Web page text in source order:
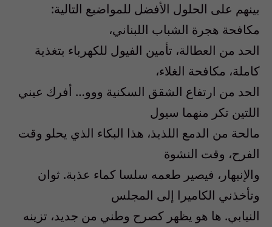
بينهم على الحلول الأفضل للمواضيع التالية:
مكافحة هجرة الشباب اللبناني،
الحد من العطالة، تأمين الفيول للكهرباء بتغذية
كاملة، مكافحة الغلاء،
الحد من ارتفاع الشقق السكنية ووو… أفرك عيني
اللتين تكر منهما سيول
مالحة من الدمع اللذيذ، هذا البكاء الذي يحلو وقت
الفرح، وقت النشوة
والإنبهار، فيصير طعمه سلسا كماء عذبة. ثوان
وتأخذني الكاميرا إلى المجلس
النيابي. ها هو يظهر كصرح وطني من جديد، تزينه